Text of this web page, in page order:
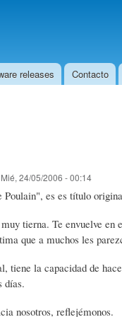
releases Contacto
24/05/2006 - 00:14
es es título
tierna. Te envuelve en
que a muchos les
tiene la capacidad de
días.
nosotros, reflejémonos.